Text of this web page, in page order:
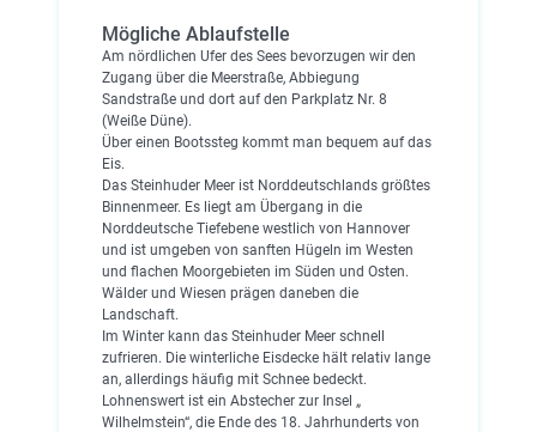
Mögliche Ablaufstelle
Am nördlichen Ufer des Sees bevorzugen wir den
Zugang über die Meerstraße, Abbiegung
Sandstraße und dort auf den Parkplatz Nr. 8
(Weiße Düne).
Über einen Bootssteg kommt man bequem auf das
Eis.
Das Steinhuder Meer ist Norddeutschlands größtes
Binnenmeer. Es liegt am Übergang in die
Norddeutsche Tiefebene westlich von Hannover
und ist umgeben von sanften Hügeln im Westen
und flachen Moorgebieten im Süden und Osten.
Wälder und Wiesen prägen daneben die
Landschaft.
Im Winter kann das Steinhuder Meer schnell
zufrieren. Die winterliche Eisdecke hält relativ lange
an, allerdings häufig mit Schnee bedeckt.
Lohnenswert ist ein Abstecher zur Insel „
Wilhelmstein“, die Ende des 18. Jahrhunderts von